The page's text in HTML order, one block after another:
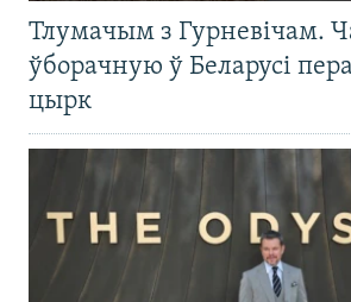
Тлумачым з Гурневічам.
ўборачную ў Беларусі
цырк